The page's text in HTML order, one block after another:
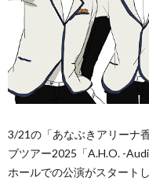
3/21の「あなぶきアリーナ
ブツアー2025「A.H.O. -
ホールでの公演がスタートし